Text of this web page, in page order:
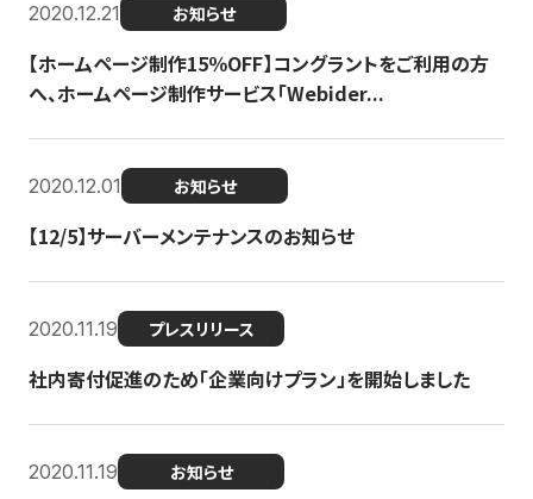
2020.12.21 お知らせ
【ホームページ制作15％OFF】コングラントをご利用の方
へ、ホームページ制作サービス「Webider...
2020.12.01 お知らせ
【12/5】サーバーメンテナンスのお知らせ
2020.11.19 プレスリリース
社内寄付促進のため「企業向けプラン」を開始しました
2020.11.19 お知らせ